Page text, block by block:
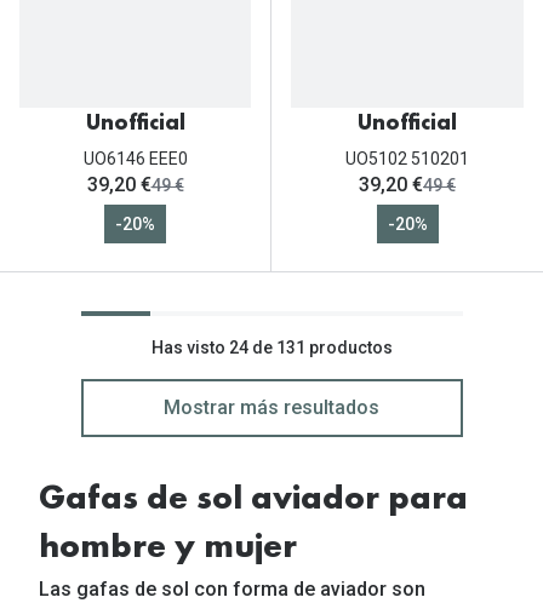
Unofficial
UO6146 EEE0
ahora:
39,20 €antes:
49 €
-20%
Unofficial
UO5102 510201
ahora:
39,20 €antes:
49 €
-20%
Has visto 24 de 131 productos
Mostrar más resultados
Gafas de sol aviador para
hombre y mujer
Las gafas de sol con forma de aviador son